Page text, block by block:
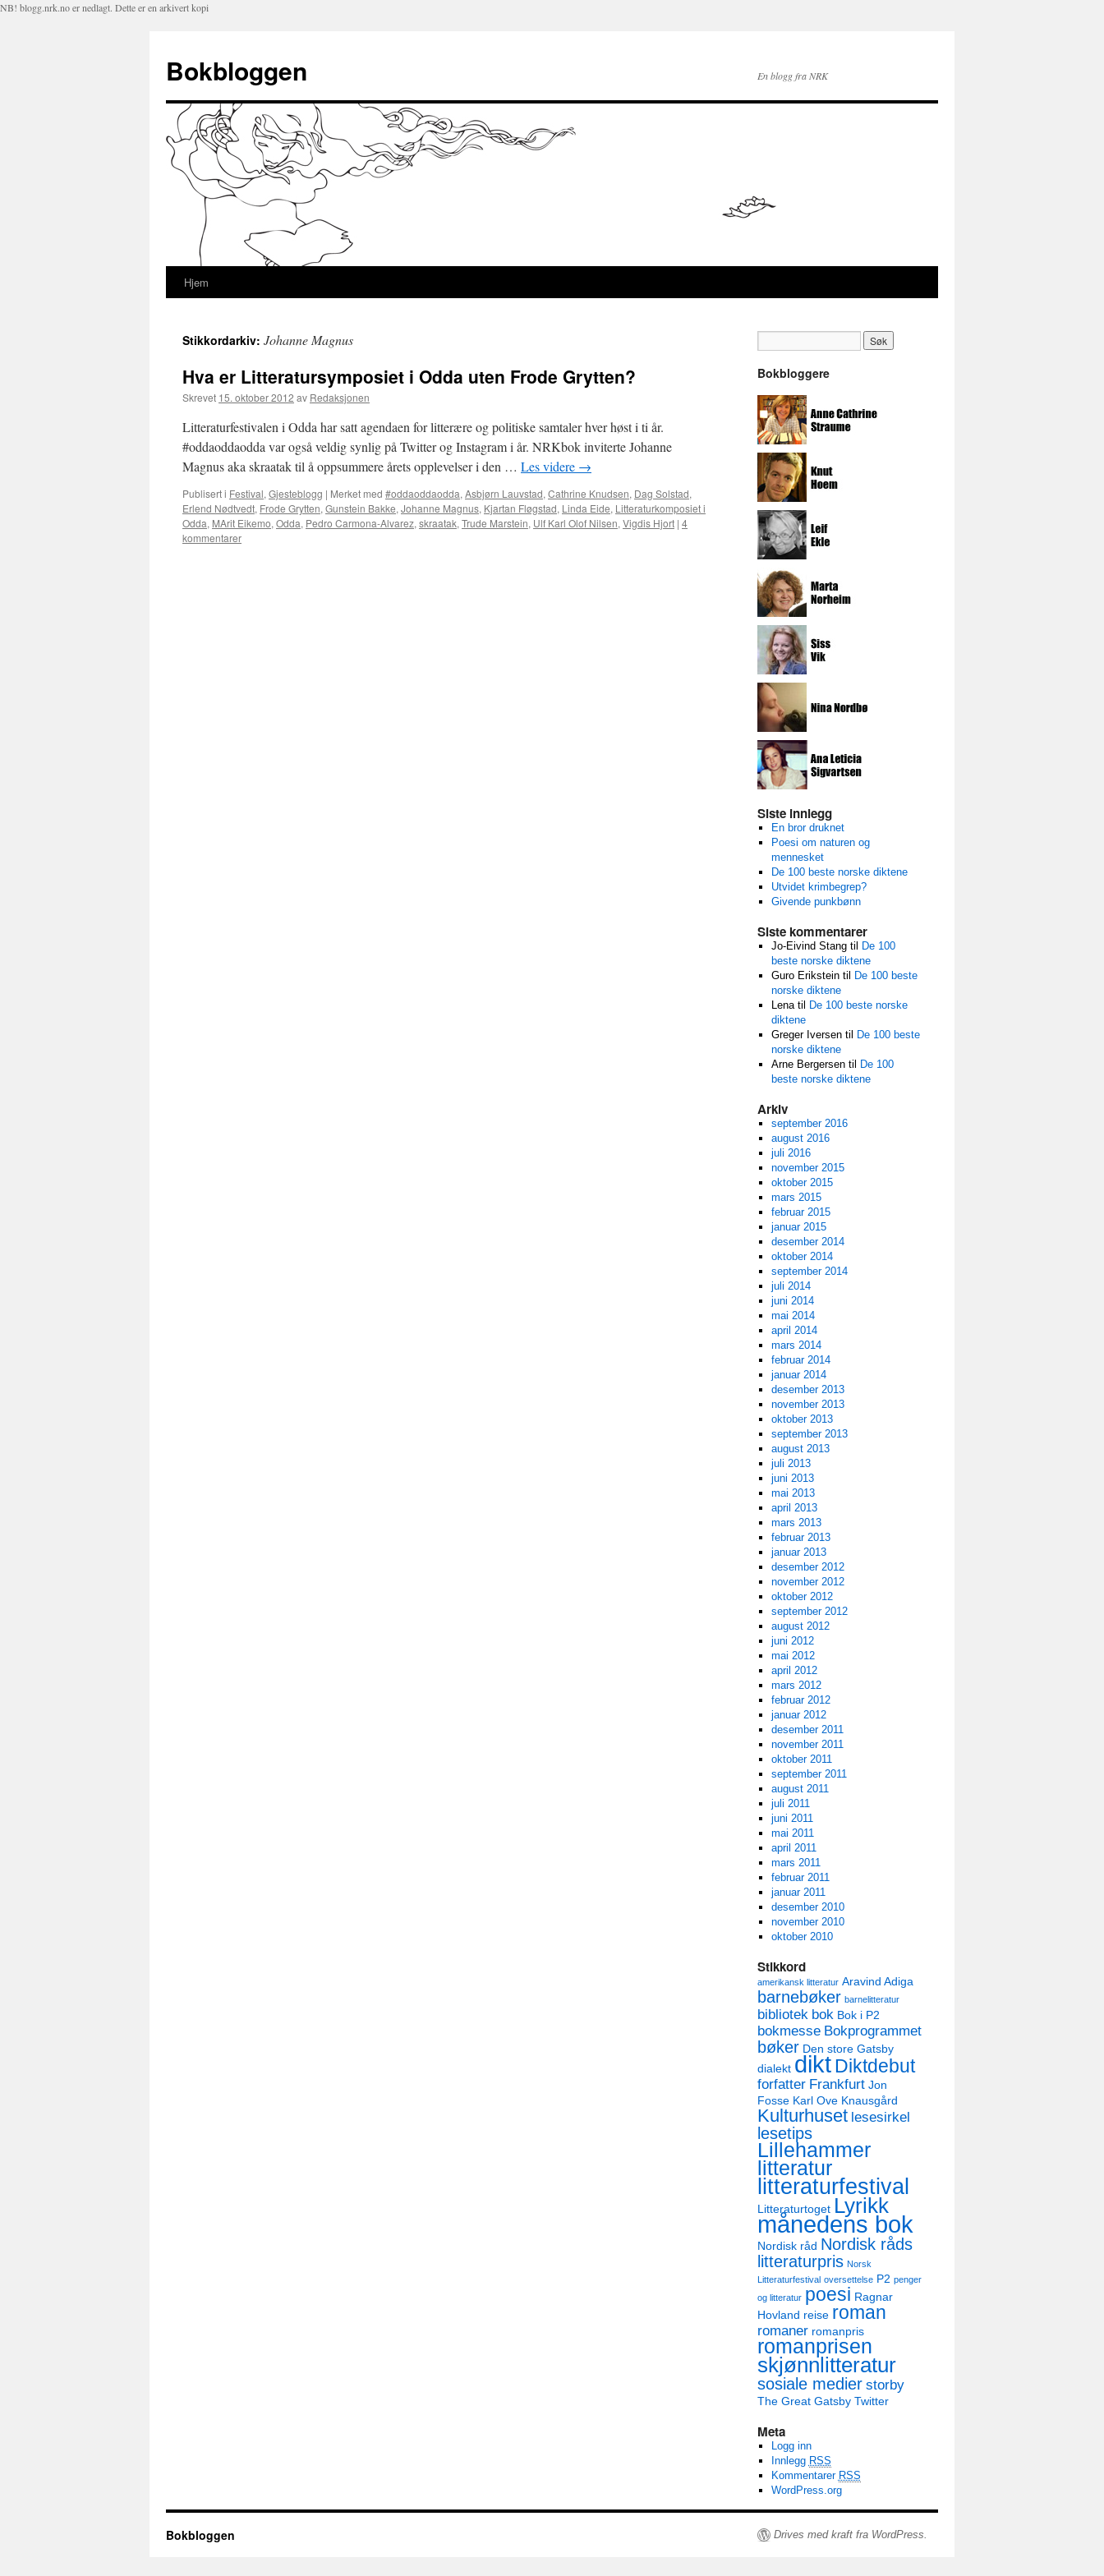
NB! blogg.nrk.no er nedlagt. Dette er en arkivert kopi
Bokbloggen En blogg fra NRK
Hopp
innhold
Hjem
Stikkordarkiv: Johanne Magnus
Hva er Litteratursymposiet i Odda uten Frode Grytten?
Skrevet 15. oktober 2012 av Redaksjonen
Litteraturfestivalen i Odda har satt agendaen for litterære og politiske samtaler hver høst i ti år.
#oddaoddaodda var også veldig synlig på Twitter og Instagram i år. NRKbok inviterte Johanne
Magnus aka skraatak til å oppsummere årets opplevelser i den … Les videre →
Publisert i Festival, Gjesteblogg | Merket med #oddaoddaodda, Asbjørn Lauvstad, Cathrine Knudsen, Dag Solstad,
Erlend Nødtvedt, Frode Grytten, Gunstein Bakke, Johanne Magnus, Kjartan Fløgstad, Linda Eide, Litteraturkomposiet i
Odda, MArit Eikemo, Odda, Pedro Carmona-Alvarez, skraatak, Trude Marstein, Ulf Karl Olof Nilsen, Vigdis Hjort | 4
kommentarer
Bokbloggere
Siste innlegg
En bror druknet
Poesi om naturen og
mennesket
De 100 beste norske diktene
Utvidet krimbegrep?
Givende punkbønn
Siste kommentarer
Jo-Eivind Stangtil
De 100
beste norske diktene
Guro Eriksteintil
De 100 beste
norske diktene
Lenatil
De 100 beste norske
diktene
Greger Iversentil
De 100 beste
norske diktene
Arne Bergersentil
De 100
beste norske diktene
Arkiv
september 2016
august 2016
juli 2016
november 2015
oktober 2015
mars 2015
februar 2015
januar 2015
desember 2014
oktober 2014
september 2014
juli 2014
juni 2014
mai 2014
april 2014
mars 2014
februar 2014
januar 2014
desember 2013
november 2013
oktober 2013
september 2013
august 2013
juli 2013
juni 2013
mai 2013
april 2013
mars 2013
februar 2013
januar 2013
desember 2012
november 2012
oktober 2012
september 2012
august 2012
juni 2012
mai 2012
april 2012
mars 2012
februar 2012
januar 2012
desember 2011
november 2011
oktober 2011
september 2011
august 2011
juli 2011
juni 2011
mai 2011
april 2011
mars 2011
februar 2011
januar 2011
desember 2010
november 2010
oktober 2010
Stikkord
amerikansk litteratur Aravind Adiga
barnebøker barnelitteratur
bibliotek bok Bok i P2
bokmesse Bokprogrammet
bøker Den store Gatsby
dialekt diktDiktdebut
forfatter Frankfurt Jon
Fosse Karl Ove Knausgård
Kulturhuset lesesirkel
lesetips
Lillehammer
litteratur
litteraturfestival
Litteraturtoget Lyrikk
månedens bok
Nordisk råd Nordisk råds
litteraturpris Norsk
Litteraturfestival oversettelse P2 penger
og litteratur poesi Ragnar
Hovland reise roman
romaner romanpris
romanprisen
skjønnlitteratur
sosiale medier storby
The Great Gatsby Twitter
Meta
Logg inn
Innlegg RSS
Kommentarer RSS
WordPress.org
Bokbloggen Drives med kraft fra WordPress.